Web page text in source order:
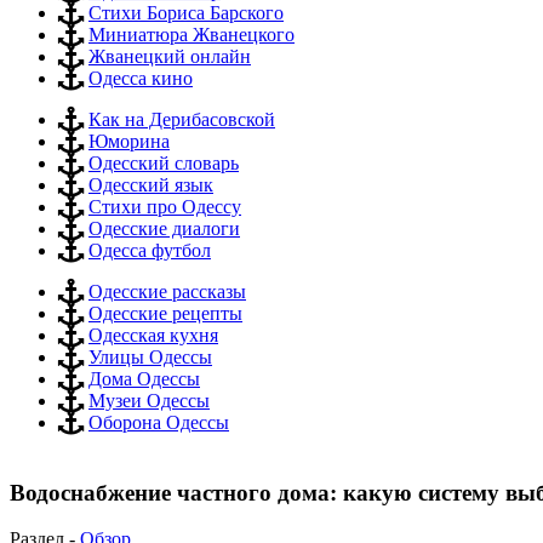
Стихи Бориса Барского
Миниатюра Жванецкого
Жванецкий онлайн
Одесса кино
Как на Дерибасовской
Юморина
Одесский словарь
Одесский язык
Стихи про Одессу
Одесские диалоги
Одесса футбол
Одесские рассказы
Одесские рецепты
Одесская кухня
Улицы Одессы
Дома Одессы
Музеи Одессы
Оборона Одессы
Водоснабжение частного дома: какую систему